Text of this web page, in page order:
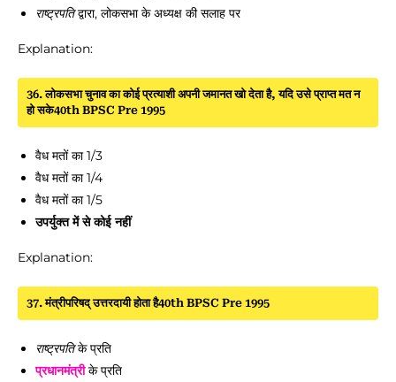
राष्ट्रपतिद्वारा, लोकसभा के अध्यक्ष की सलाह पर
Explanation:
36. लोकसभा चुनाव का कोई प्रत्याशी अपनी जमानत खो देता है, यदि उसे प्राप्त मत न
हो सके40th BPSC Pre 1995
वैध मतों का 1/3
वैध मतों का 1/4
वैध मतों का 1/5
उपर्युक्त में से कोई नहीं
Explanation:
37. मंत्रीपरिषद् उत्तरदायी होता है40th BPSC Pre 1995
राष्ट्रपतिके प्रति
प्रधानमंत्रीके प्रति